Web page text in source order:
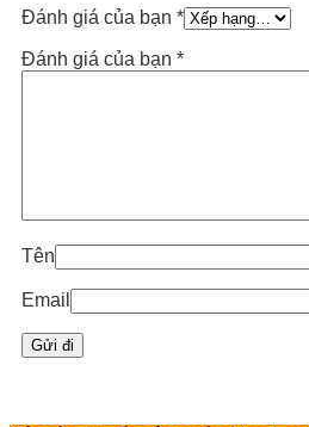
Đánh giá của bạn *
Đánh giá của bạn *
Tên
Email